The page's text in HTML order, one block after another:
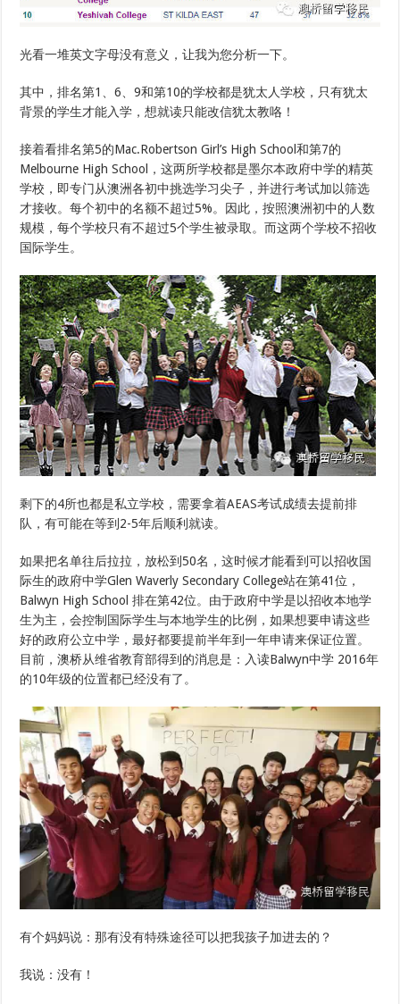
光看一堆英文字母没有意义，让我为您分析一下。
其中，排名第1、6、9和第10的学校都是犹太人学校，只有犹太
背景的学生才能入学，想就读只能改信犹太教咯！
接着看排名第5的Mac.Robertson Girl’s High School和第7的
Melbourne High School，这两所学校都是墨尔本政府中学的精英
学校，即专门从澳洲各初中挑选学习尖子，并进行考试加以筛选
才接收。每个初中的名额不超过5%。因此，按照澳洲初中的人数
规模，每个学校只有不超过5个学生被录取。而这两个学校不招收
国际学生。
剩下的4所也都是私立学校，需要拿着AEAS考试成绩去提前排
队，有可能在等到2-5年后顺利就读。
如果把名单往后拉拉，放松到50名，这时候才能看到可以招收国
际生的政府中学Glen Waverly Secondary College站在第41位，
Balwyn High School 排在第42位。由于政府中学是以招收本地学
生为主，会控制国际学生与本地学生的比例，如果想要申请这些
好的政府公立中学，最好都要提前半年到一年申请来保证位置。
目前，澳桥从维省教育部得到的消息是：入读Balwyn中学 2016年
的10年级的位置都已经没有了。
有个妈妈说：那有没有特殊途径可以把我孩子加进去的？
我说：没有！